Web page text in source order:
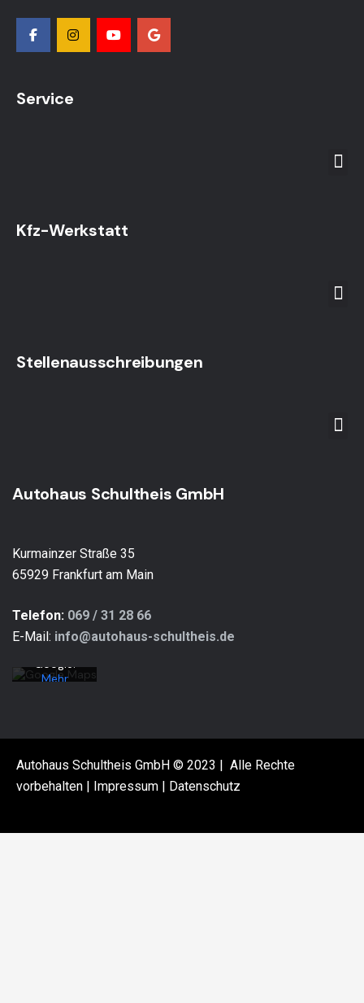
Service
Kfz-Werkstatt
Stellenausschreibungen
Autohaus Schultheis GmbH
Kurmainzer Straße 35
65929 Frankfurt am Main
Telefon: 069 / 31 28 66
E-Mail: info@autohaus-schultheis.de
Mit dem
Laden der
Karte
Datenschu
tzerklärung
Google.
Mehr
laden
Google
Maps immer
Autohaus Schultheis GmbH © 2023 | Alle Rechte
vorbehalten | Impressum | Datenschutz